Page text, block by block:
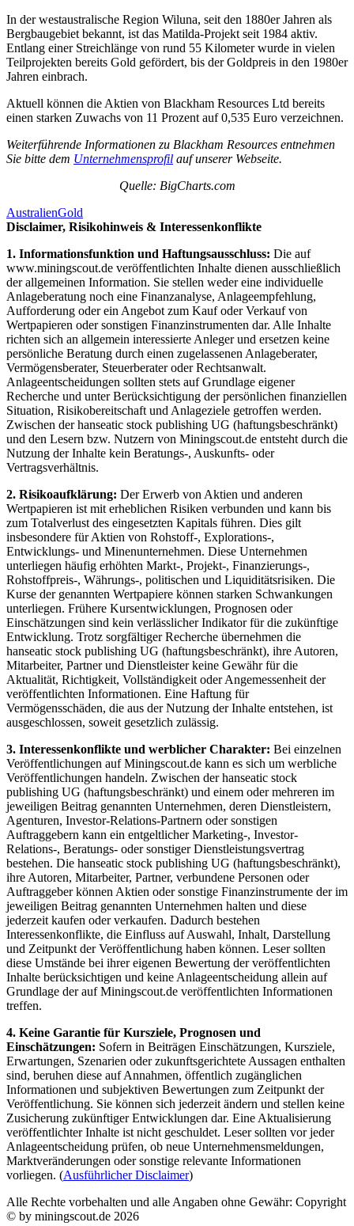
In der westaustralische Region Wiluna, seit den 1880er Jahren als
Bergbaugebiet bekannt, ist das Matilda-Projekt seit 1984 aktiv.
Entlang einer Streichlänge von rund 55 Kilometer wurde in vielen
Teilprojekten bereits Gold gefördert, bis der Goldpreis in den 1980er
Jahren einbrach.
Aktuell können die Aktien von Blackham Resources Ltd bereits
einen starken Zuwachs von 11 Prozent auf 0,535 Euro verzeichnen.
Weiterführende Informationen zu Blackham Resources entnehmen
Sie bitte dem Unternehmensprofil auf unserer Webseite.
Quelle: BigCharts.com
AustralienGold
Disclaimer, Risikohinweis & Interessenkonflikte
1. Informationsfunktion und Haftungsausschluss: Die auf
www.miningscout.de veröffentlichten Inhalte dienen ausschließlich
der allgemeinen Information. Sie stellen weder eine individuelle
Anlageberatung noch eine Finanzanalyse, Anlageempfehlung,
Aufforderung oder ein Angebot zum Kauf oder Verkauf von
Wertpapieren oder sonstigen Finanzinstrumenten dar. Alle Inhalte
richten sich an allgemein interessierte Anleger und ersetzen keine
persönliche Beratung durch einen zugelassenen Anlageberater,
Vermögensberater, Steuerberater oder Rechtsanwalt.
Anlageentscheidungen sollten stets auf Grundlage eigener
Recherche und unter Berücksichtigung der persönlichen finanziellen
Situation, Risikobereitschaft und Anlageziele getroffen werden.
Zwischen der hanseatic stock publishing UG (haftungsbeschränkt)
und den Lesern bzw. Nutzern von Miningscout.de entsteht durch die
Nutzung der Inhalte kein Beratungs-, Auskunfts- oder
Vertragsverhältnis.
2. Risikoaufklärung: Der Erwerb von Aktien und anderen
Wertpapieren ist mit erheblichen Risiken verbunden und kann bis
zum Totalverlust des eingesetzten Kapitals führen. Dies gilt
insbesondere für Aktien von Rohstoff-, Explorations-,
Entwicklungs- und Minenunternehmen. Diese Unternehmen
unterliegen häufig erhöhten Markt-, Projekt-, Finanzierungs-,
Rohstoffpreis-, Währungs-, politischen und Liquiditätsrisiken. Die
Kurse der genannten Wertpapiere können starken Schwankungen
unterliegen. Frühere Kursentwicklungen, Prognosen oder
Einschätzungen sind kein verlässlicher Indikator für die zukünftige
Entwicklung. Trotz sorgfältiger Recherche übernehmen die
hanseatic stock publishing UG (haftungsbeschränkt), ihre Autoren,
Mitarbeiter, Partner und Dienstleister keine Gewähr für die
Aktualität, Richtigkeit, Vollständigkeit oder Angemessenheit der
veröffentlichten Informationen. Eine Haftung für
Vermögensschäden, die aus der Nutzung der Inhalte entstehen, ist
ausgeschlossen, soweit gesetzlich zulässig.
3. Interessenkonflikte und werblicher Charakter: Bei einzelnen
Veröffentlichungen auf Miningscout.de kann es sich um werbliche
Veröffentlichungen handeln. Zwischen der hanseatic stock
publishing UG (haftungsbeschränkt) und einem oder mehreren im
jeweiligen Beitrag genannten Unternehmen, deren Dienstleistern,
Agenturen, Investor-Relations-Partnern oder sonstigen
Auftraggebern kann ein entgeltlicher Marketing-, Investor-
Relations-, Beratungs- oder sonstiger Dienstleistungsvertrag
bestehen. Die hanseatic stock publishing UG (haftungsbeschränkt),
ihre Autoren, Mitarbeiter, Partner, verbundene Personen oder
Auftraggeber können Aktien oder sonstige Finanzinstrumente der im
jeweiligen Beitrag genannten Unternehmen halten und diese
jederzeit kaufen oder verkaufen. Dadurch bestehen
Interessenkonflikte, die Einfluss auf Auswahl, Inhalt, Darstellung
und Zeitpunkt der Veröffentlichung haben können. Leser sollten
diese Umstände bei ihrer eigenen Bewertung der veröffentlichten
Inhalte berücksichtigen und keine Anlageentscheidung allein auf
Grundlage der auf Miningscout.de veröffentlichten Informationen
treffen.
4. Keine Garantie für Kursziele, Prognosen und
Einschätzungen: Sofern in Beiträgen Einschätzungen, Kursziele,
Erwartungen, Szenarien oder zukunftsgerichtete Aussagen enthalten
sind, beruhen diese auf Annahmen, öffentlich zugänglichen
Informationen und subjektiven Bewertungen zum Zeitpunkt der
Veröffentlichung. Sie können sich jederzeit ändern und stellen keine
Zusicherung zukünftiger Entwicklungen dar. Eine Aktualisierung
veröffentlichter Inhalte ist nicht geschuldet. Leser sollten vor jeder
Anlageentscheidung prüfen, ob neue Unternehmensmeldungen,
Marktveränderungen oder sonstige relevante Informationen
vorliegen. (Ausführlicher Disclaimer)
Alle Rechte vorbehalten und alle Angaben ohne Gewähr: Copyright
© by miningscout.de 2026